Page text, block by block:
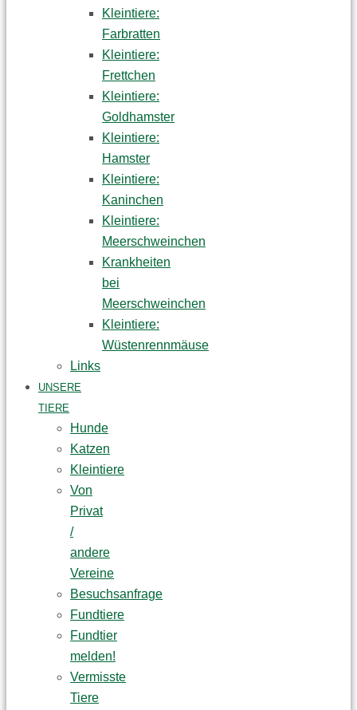
Kleintiere:
Farbratten
Kleintiere:
Frettchen
Kleintiere:
Goldhamster
Kleintiere:
Hamster
Kleintiere:
Kaninchen
Kleintiere:
Meerschweinchen
Krankheiten
bei
Meerschweinchen
Kleintiere:
Wüstenrennmäuse
Links
UNSERE
TIERE
Hunde
Katzen
Kleintiere
Von
Privat
/
andere
Vereine
Besuchsanfrage
Fundtiere
Fundtier
melden!
Vermisste
Tiere